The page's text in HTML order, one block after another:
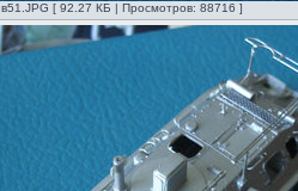
в51.JPG [ 92.27 КБ | Просмотров: 88716 ]